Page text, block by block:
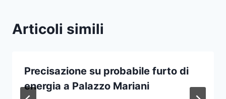
Articoli simili
Precisazione su probabile furto di
energia a Palazzo Mariani